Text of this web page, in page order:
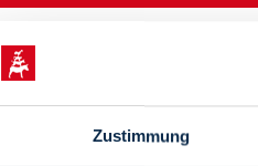
Zustimmung